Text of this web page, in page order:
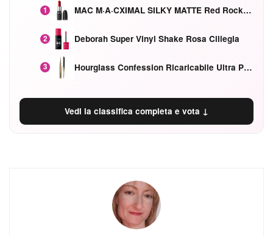
1 MAC M·A·CXIMAL SILKY MATTE Red Rock mat
2 Deborah Super Vinyl Shake Rosa Ciliegia
3 Hourglass Confession Ricaricabile Ultra Preciso Ad Alta Intensità Secretly Classic Red
Vedi la classifica completa e vota ↓